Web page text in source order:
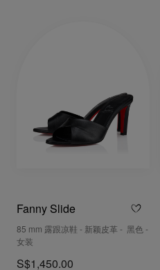
Fanny Slide
85 mm 露跟凉鞋 - 新颖皮革 - 黑色 -
女装
S$1,450.00